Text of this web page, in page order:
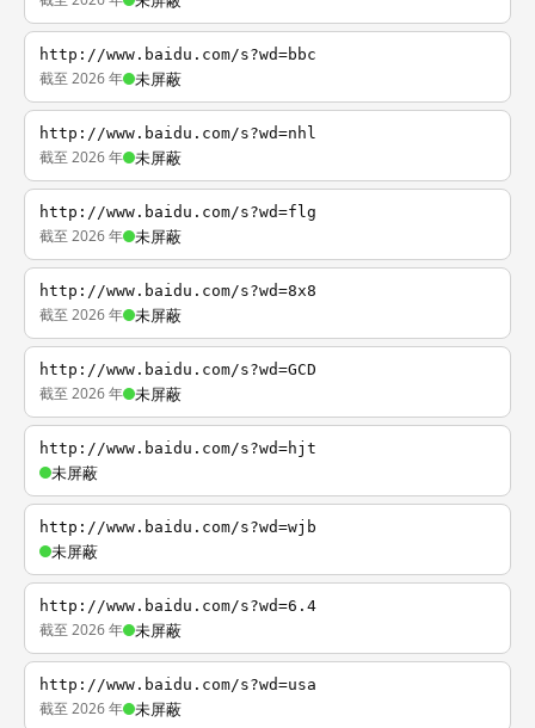
http://www.baidu.com/s?wd=bbc
截至 2026 年 未屏蔽
http://www.baidu.com/s?wd=nhl
截至 2026 年 未屏蔽
http://www.baidu.com/s?wd=flg
截至 2026 年 未屏蔽
http://www.baidu.com/s?wd=8x8
截至 2026 年 未屏蔽
http://www.baidu.com/s?wd=GCD
截至 2026 年 未屏蔽
http://www.baidu.com/s?wd=hjt
未屏蔽
http://www.baidu.com/s?wd=wjb
未屏蔽
http://www.baidu.com/s?wd=6.4
截至 2026 年 未屏蔽
http://www.baidu.com/s?wd=usa
截至 2026 年 未屏蔽